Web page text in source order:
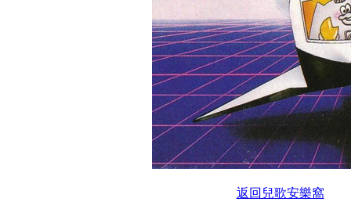
返回兒歌安樂窩